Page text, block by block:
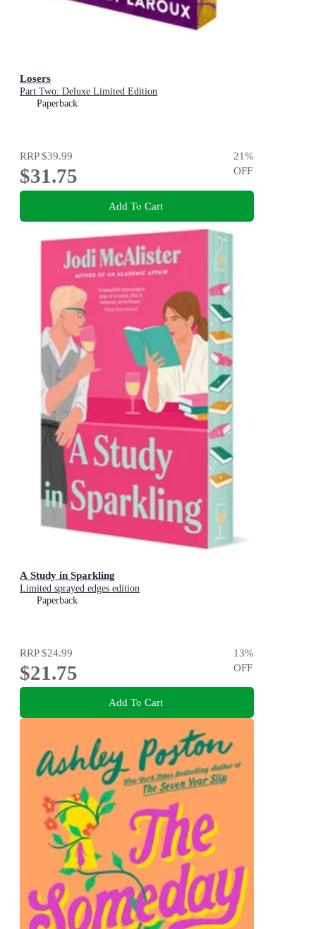
Losers
Part Two: Deluxe Limited Edition
Paperback
RRP$39.99
$31.75
21%
OFF
Add To Cart
A Study in Sparkling
Limited sprayed edges edition
Paperback
RRP$24.99
$21.75
13%
OFF
Add To Cart